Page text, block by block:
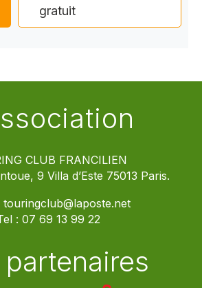
gratuit
CLUB FRANCILIEN
9 Villa d’Este 75013 Paris.
touringclub@laposte.net
: 07 69 13 99 22